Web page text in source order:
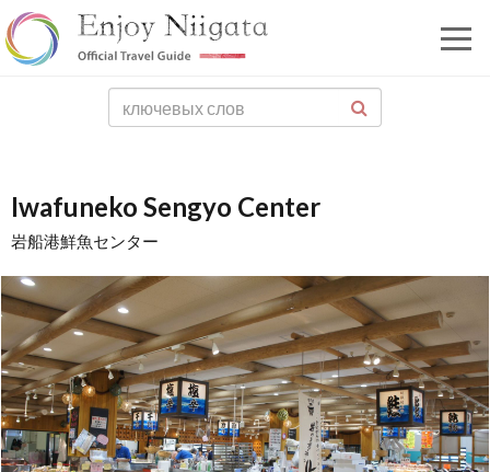
Iwafuneko Sengyo Center
岩船港鮮魚センター